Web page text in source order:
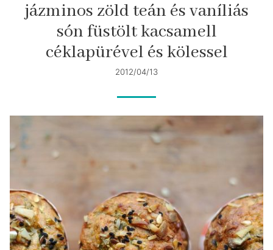
jázminos zöld teán és vaníliás
són füstölt kacsamell
céklapürével és kölessel
2012/04/13